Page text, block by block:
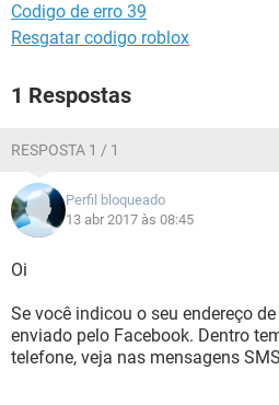
Codigo de erro 39
Resgatar codigo roblox
1 Respostas
RESPOSTA 1 / 1
Perfil bloqueado
13 abr 2017 às 08:45
Oi
Se você indicou o seu endereço
enviado pelo Facebook. Dentro
telefone, veja nas mensagens